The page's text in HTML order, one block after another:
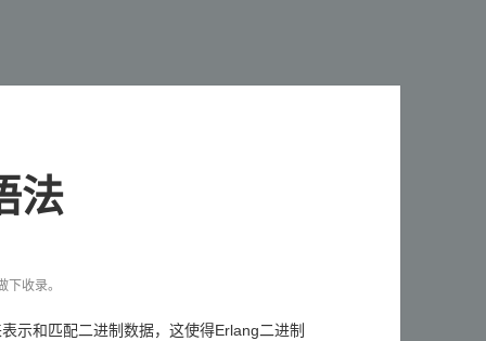
法
收录。
示和匹配二进制数据，这使得Erlang二进制